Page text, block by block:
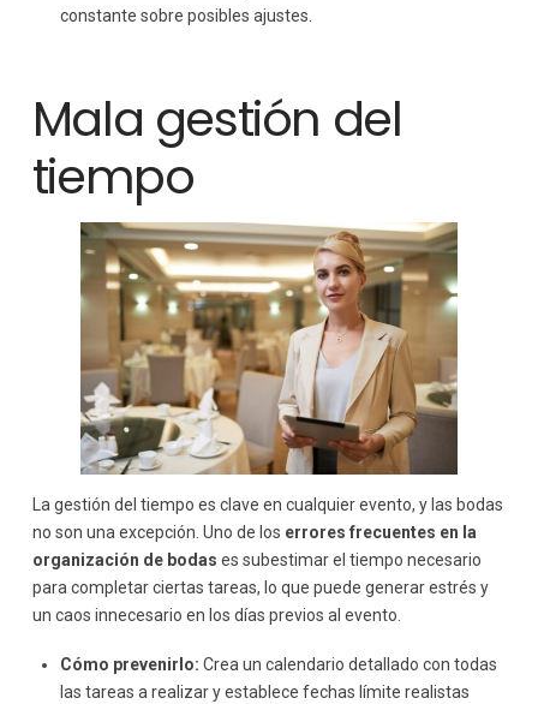
constante sobre posibles ajustes.
Mala gestión del
tiempo
La gestión del tiempo es clave en cualquier evento, y las bodas
no son una excepción. Uno de los errores frecuentes en la
organización de bodas es subestimar el tiempo necesario
para completar ciertas tareas, lo que puede generar estrés y
un caos innecesario en los días previos al evento.
Cómo prevenirlo: Crea un calendario detallado con todas
las tareas a realizar y establece fechas límite realistas